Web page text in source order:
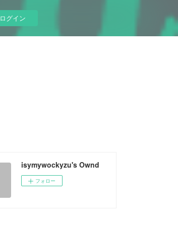
ログイン
isymywockyzu's Ownd
フォロー